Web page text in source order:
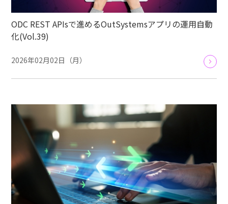
ODC REST APIsで進めるOutSystemsアプリの運用自動
化(Vol.39)
2026年02月02日（月）